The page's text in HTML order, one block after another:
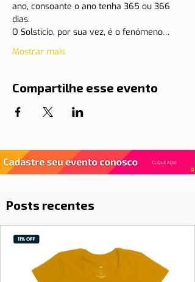
ano, consoante o ano tenha 365 ou 366
dias.
O Solstício, por sua vez, é o fenómeno…
Mostrar mais
Compartilhe esse evento
Posts recentes